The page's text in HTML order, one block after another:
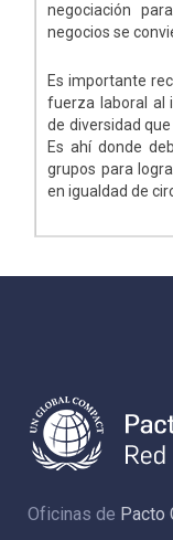
negociación
negocios se
Es importante
fuerza laboral al
de diversidad
Es ahí donde
grupos para
en igualdad de
Oficinas de Pacto